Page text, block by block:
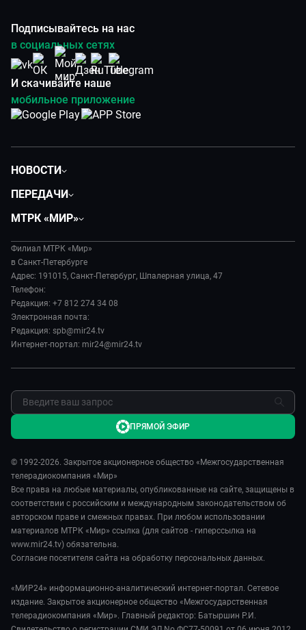
Подписывайтесь на нас
в социальных сетях
И скачивайте наше
мобильное приложение
НОВОСТИ
Происшествия
Экономика
Культура
ПЕРЕДАЧИ
Игра в кино
Исторический детектив
Миллион за 5 минут
МИР. Мнение
Мировое соглашение
Пять причин поехать в...
МТРК «МИР»
История
Руководство
Новости компании
Пресса о нас
Карьера
Реклама
Обратная связь
Филиал МТРК «Мир»
в Санкт-Петербурге
Адрес: 191015, Санкт-Петербург, Шпалерная улица, 47
Телефон:
Редакция: +7 812 274 34 08
Электронная почта:
Редакция: spb@mir24.tv
Интернет-портал: mir24@mir24.tv
© 1992-2026. Закрытое акционерное общество «Межгосударственная
телерадиокомпания «Мир»
Все права на любые материалы, опубликованные на сайте, защищены в
соответствии с российским и международным законодательством об
авторском праве и смежных правах. При любом использовании
материалов МТРК «Мир» ссылка (для сайтов - гиперссылка на
www.mir24.tv) обязательна.
Согласие посетителя сайта на обработку персональных данных.
«МИР24» информационно-аналитический интернет-портал. Сетевое
издание. Закрытое акционерное общество «Межгосударственная
телерадиокомпания «Мир». Главный редактор: Батыршин Р.И.
ПРЯМОЙ ЭФИР